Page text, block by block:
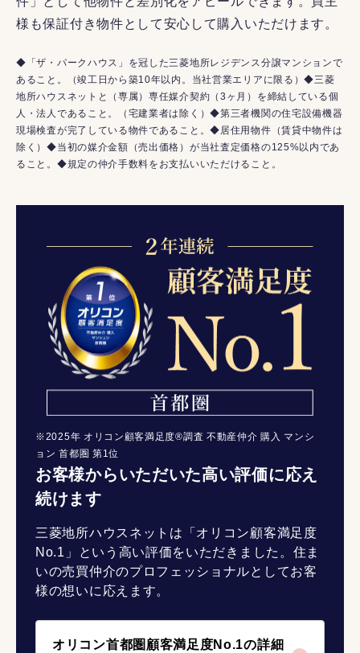
様も保証付き物件として安心して購入いただけます。
◆「ザ・パークハウス」を冠した三菱地所レジデンス分譲マンションで
あること。（竣工日から築10年以内。当社営業エリアに限る）◆三菱
地所ハウスネットと（専属）専任媒介契約（3ヶ月）を締結している個
人・法人であること。（宅建業者は除く）◆第三者機関の住宅設備機器
現場検査が完了している物件であること。◆居住用物件（賃貸中物件は
除く）◆当初の媒介金額（売出価格）が当社査定価格の125%以内であ
ること。◆規定の仲介手数料をお支払いいただけること。
お客様からいただいた高い評価に応え
続けます
三菱地所ハウスネットは「オリコン顧客満足度
No.1」という高い評価をいただきました。住ま
いの売買仲介のプロフェッショナルとしてお客
様の想いに応えます。
オリコン首都圏顧客満足度No.1の詳細
※2025年 オリコン顧客満足度®調査 不動産仲介 購入 マンシ
ョン 首都圏 第1位